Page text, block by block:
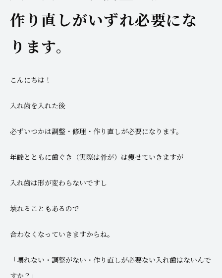
作り直しがいずれ必要にな
ります。
こんにちは！
入れ歯を入れた後
必ずいつかは調整・修理・作り直しが必要になります。
年齢とともに歯ぐき（実際は骨が）は痩せていきますが
入れ歯は形が変わらないですし
壊れることもあるので
合わなくなっていきますからね。
「壊れない・調整がない・作り直しが必要ない入れ歯はないんで
すか？」